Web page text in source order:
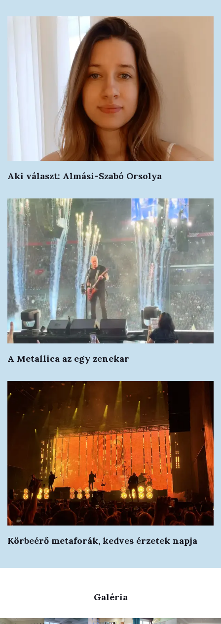
Aki választ: Almási-Szabó Orsolya
A Metallica az egy zenekar
Körbeérő metaforák, kedves érzetek napja
Galéria